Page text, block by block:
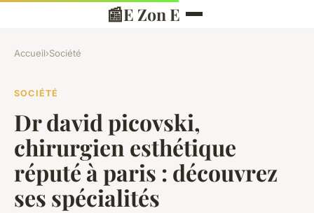
📰E Zon E
Accueil›Société
SOCIÉTÉ
Dr david picovski,
chirurgien esthétique
réputé à paris : découvrez
ses spécialités